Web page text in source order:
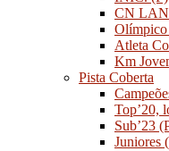
CN
Olímpico
Atleta
Km
Pista Coberta
Top’20,
Sub’23
Juniores